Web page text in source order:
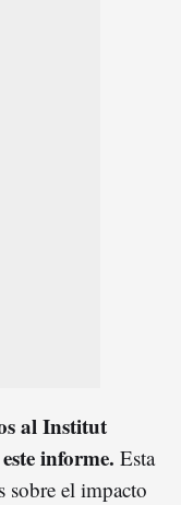
al Institut
informe. Esta
sobre el impacto